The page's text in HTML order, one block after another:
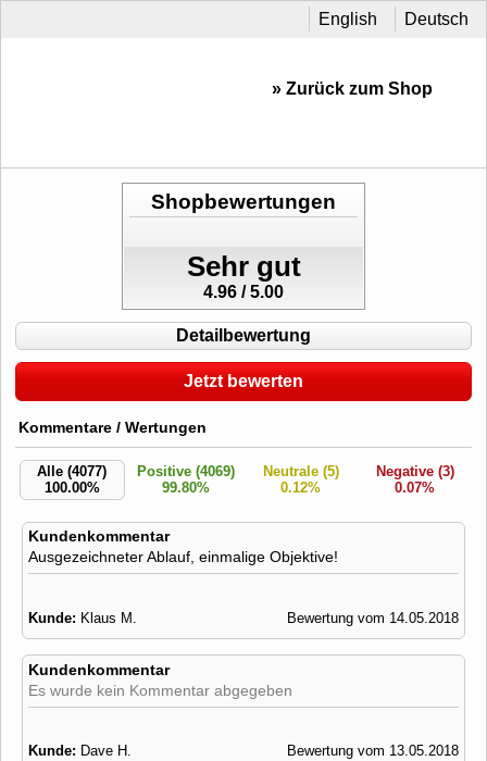
English Deutsch
» Zurück zum Shop
Shopbewertungen
Sehr gut
4.96 / 5.00
Detailbewertung
Jetzt bewerten
Kommentare / Wertungen
Alle (4077)
100.00%
Positive (4069)
99.80%
Neutrale (5)
0.12%
Negative (3)
0.07%
Kundenkommentar
Ausgezeichneter Ablauf, einmalige Objektive!
Kunde: Klaus M. Bewertung vom 14.05.2018
Kundenkommentar
Es wurde kein Kommentar abgegeben
Kunde: Dave H. Bewertung vom 13.05.2018